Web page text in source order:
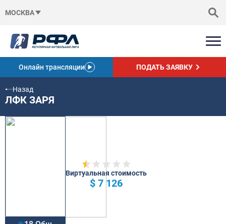
МОСКВА
Онлайн трансляции ПОДАТЬ ЗАЯВКУ
Назад
ЛФК ЗАРЯ
Виртуальная стоимость
$ 7 126